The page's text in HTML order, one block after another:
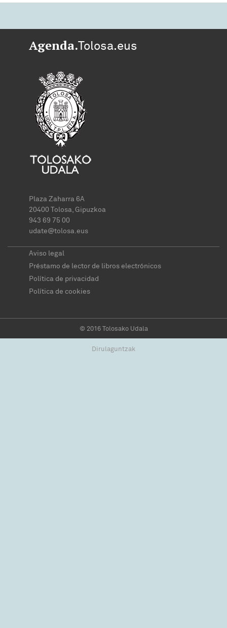
Agenda.Tolosa.eus
Plaza Zaharra 6A
20400 Tolosa, Gipuzkoa
943 69 75 00
udate@tolosa.eus
Aviso legal
Préstamo de lector de libros electrónicos
Política de privacidad
Política de cookies
© 2016 Tolosako Udala
Dirulaguntzak